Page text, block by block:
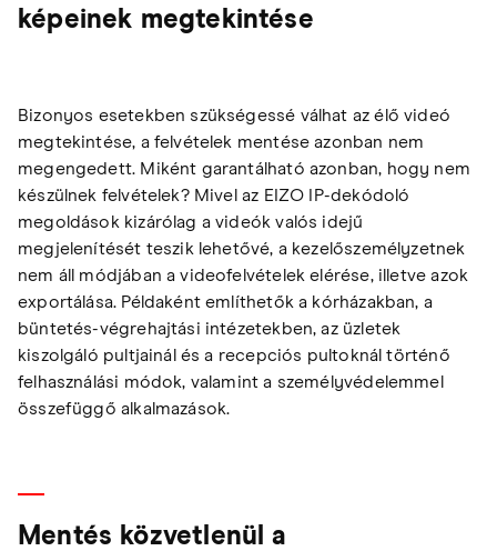
képeinek megtekintése
Bizonyos esetekben szükségessé válhat az élő videó
megtekintése, a felvételek mentése azonban nem
megengedett. Miként garantálható azonban, hogy nem
készülnek felvételek? Mivel az EIZO IP-dekódoló
megoldások kizárólag a videók valós idejű
megjelenítését teszik lehetővé, a kezelőszemélyzetnek
nem áll módjában a videofelvételek elérése, illetve azok
exportálása. Példaként említhetők a kórházakban, a
büntetés-végrehajtási intézetekben, az üzletek
kiszolgáló pultjainál és a recepciós pultoknál történő
felhasználási módok, valamint a személyvédelemmel
összefüggő alkalmazások.
Mentés közvetlenül a